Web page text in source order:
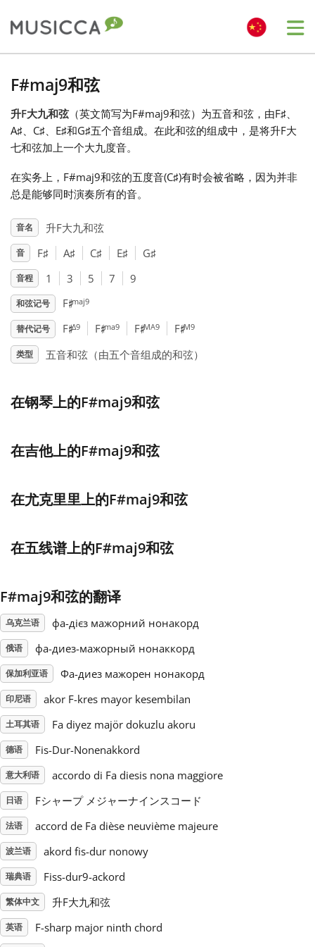
Български
English
Español
Svenska
Tiếng Việt
Türkçe
简体中文
繁體中文
F#maj9和弦
升F大九和弦 （英文简写为F#maj9和弦）为五音和弦，由F♯、
A♯、C♯、E♯和G♯五个音组成。在此和弦的组成中，是将升F大
七和弦加上一个大九度音。
在实务上，F#maj9和弦的五度音(C♯)有时会被省略，因为并非
总是能够同时演奏所有的音。
音名 升F大九和弦
音 F♯ A♯ C♯ E♯ G♯
音程 1 3 5 7 9
和弦记号 F♯maj9
替代记号 F♯Δ9 F♯ma9 F♯MA9 F♯M9
类型 五音和弦（由五个音组成的和弦）
在钢琴上的F#maj9和弦
在吉他上的F#maj9和弦
在尤克里里上的F#maj9和弦
在五线谱上的F#maj9和弦
F#maj9和弦的翻译
乌克兰语 фа-дієз мажорний нонакорд
俄语 фа-диез-мажорный нонаккорд
保加利亚语 Фа-диез мажорен нонакорд
印尼语 akor F-kres mayor kesembilan
土耳其语 Fa diyez majör dokuzlu akoru
德语 Fis-Dur-Nonenakkord
意大利语 accordo di Fa diesis nona maggiore
日语 Fシャープ メジャーナインスコード
法语 accord de Fa dièse neuvième majeure
波兰语 akord fis-dur nonowy
瑞典语 Fiss-dur9-ackord
繁体中文 升F大九和弦
英语 F-sharp major ninth chord